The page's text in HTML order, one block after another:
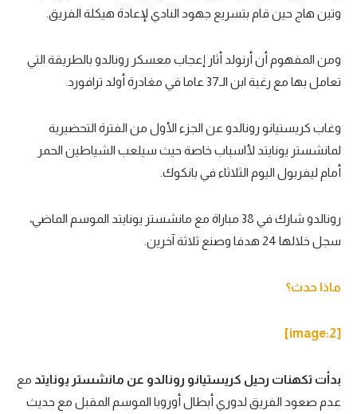
رياضات أخرى
أمم إفريقيا
كرة السلة الأمريكية
كرة سلة
كرة يد
كرة طائرة
الوطن العربي
في المونديال
أمريكا
ركن الألعاب
وتين هاج حين قام بتسريع جهود النادي لإعادة هيكلة الفريق.
ومن المفهوم أن أرنولد أثار إعجاب معسكر رونالدو بالطريقة التي
تعامل بها مع رغبة ابن الـ37 عاما في مغادرة أولد ترافورد.
وغاب كريستيانو رونالدو عن الجزء الأول من الفترة التحضيرية
لمانشستر يونايتد لأاسباب خاصة حيث سيلعب الشياطين الحمر
أمام ليفربول اليوم الثلاثاء في بانكوك.
رونالدو شارك في 38 مباراة مع مانشستر يونايتد الموسم الماضي،
سجل خلالها 24 هدفا وصنع ثلاثة آخرين.
ماذا حدث؟
[image:2]
بدأت تكهنات رحيل كريستيانو رونالدو عن مانشستر يونايتد مع
عدم صعود الفريق لدوري أبطال أوروبا الموسم المقبل مع حديث